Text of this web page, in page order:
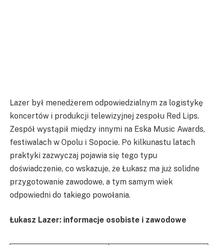
Lazer był menedżerem odpowiedzialnym za logistykę
koncertów i produkcji telewizyjnej zespołu Red Lips.
Zespół wystąpił między innymi na Eska Music Awards,
festiwalach w Opolu i Sopocie. Po kilkunastu latach
praktyki zazwyczaj pojawia się tego typu
doświadczenie, co wskazuje, że Łukasz ma już solidne
przygotowanie zawodowe, a tym samym wiek
odpowiedni do takiego powołania.
Łukasz Lazer: informacje osobiste i zawodowe